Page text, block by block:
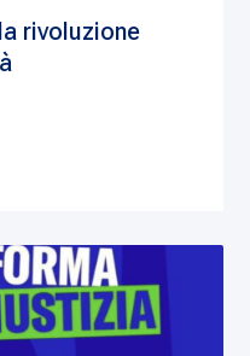
rivoluzione